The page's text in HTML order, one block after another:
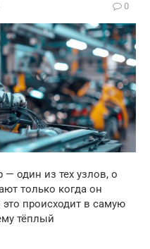
0
один из тех узлов, о
только когда он
это происходит в самую
тёплый